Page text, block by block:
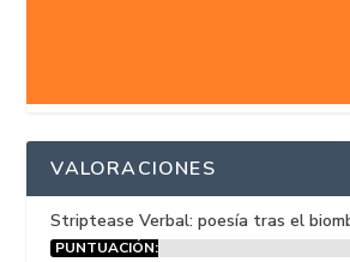
VALORACIONES
Striptease Verbal: poesía tras el
PUNTUACIÓN: